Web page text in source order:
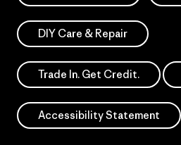
DIY Care & Repair
Trade In. Get Credit.
Accessibility Statement